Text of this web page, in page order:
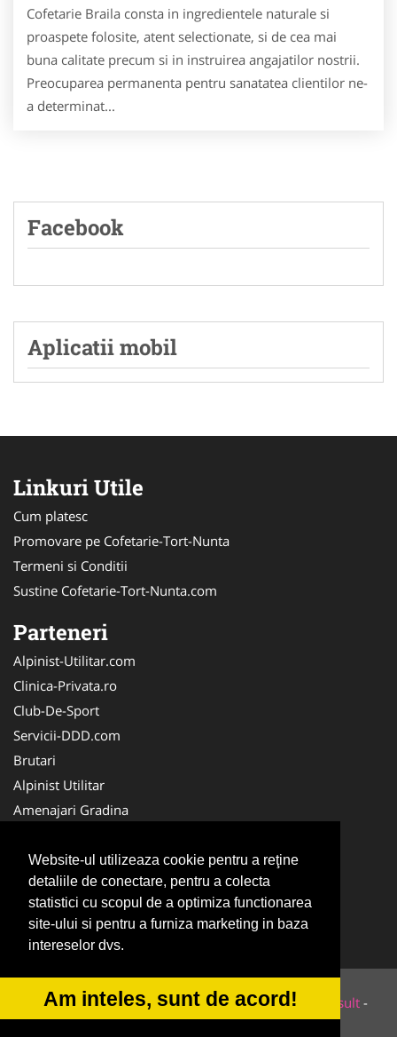
Website-ul utilizeaza cookie pentru a reţine
detaliile de conectare, pentru a colecta
statistici cu scopul de a optimiza functionarea
site-ului si pentru a furniza marketing in baza
intereselor dvs.
Am inteles, sunt de acord!
Cofetarie Braila consta in ingredientele naturale si
proaspete folosite, atent selectionate, si de cea mai
buna calitate precum si in instruirea angajatilor nostrii.
Preocuparea permanenta pentru sanatatea clientilor ne-
a determinat...
Facebook
Aplicatii mobil
Linkuri Utile
Cum platesc
Promovare pe Cofetarie-Tort-Nunta
Termeni si Conditii
Sustine Cofetarie-Tort-Nunta.com
Parteneri
Alpinist-Utilitar.com
Clinica-Privata.ro
Club-De-Sport
Servicii-DDD.com
Brutari
Alpinist Utilitar
Amenajari Gradina
Cabinet-Individual.ro
CentruInchirieri.ro
HVP.ro
MedicAcupunctura.ro
© 2014-2026 Powered byVilonMedia&Tokaido Consult -